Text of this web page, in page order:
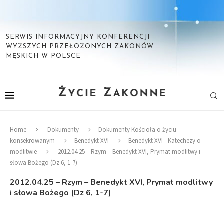
SERWIS INFORMACYJNY KONFERENCJI
WYŻSZYCH PRZEŁOŻONYCH ZAKONÓW
MĘSKICH W POLSCE
Home Dokumenty
Dokumenty Kościoła o życiu
konsekrowanym
Benedykt XVI
Benedykt XVI - Katechezy o
modlitwie
2012.04.25 – Rzym – Benedykt XVI, Prymat modlitwy i
słowa Bożego (Dz 6, 1-7)
2012.04.25 – Rzym – Benedykt XVI, Prymat modlitwy
i słowa Bożego (Dz 6, 1-7)